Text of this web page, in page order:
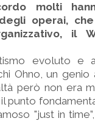
molti
operai,
il
evoluto e
Ohno, un
però non era
punto
"just in